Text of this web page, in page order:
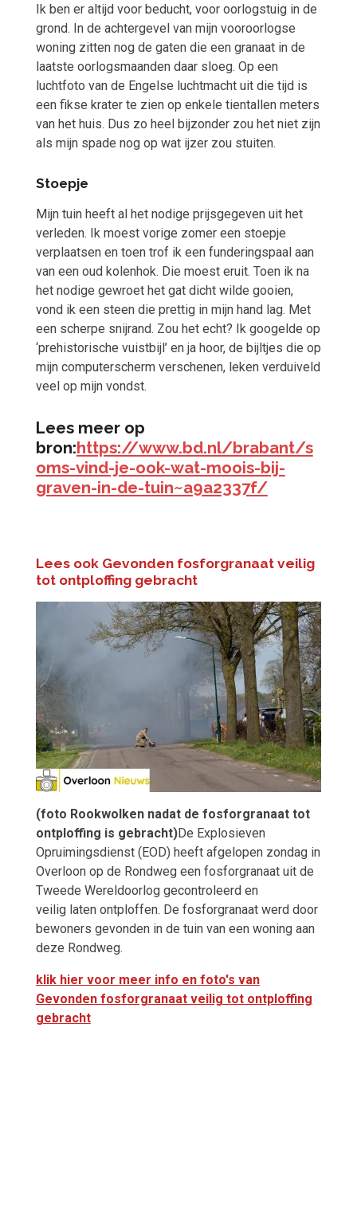
Ik ben er altijd voor beducht, voor oorlogstuig in de
grond. In de achtergevel van mijn vooroorlogse
woning zitten nog de gaten die een granaat in de
laatste oorlogsmaanden daar sloeg. Op een
luchtfoto van de Engelse luchtmacht uit die tijd is
een fikse krater te zien op enkele tientallen meters
van het huis. Dus zo heel bijzonder zou het niet zijn
als mijn spade nog op wat ijzer zou stuiten.
Stoepje
Mijn tuin heeft al het nodige prijsgegeven uit het
verleden. Ik moest vorige zomer een stoepje
verplaatsen en toen trof ik een funderingspaal aan
van een oud kolenhok. Die moest eruit. Toen ik na
het nodige gewroet het gat dicht wilde gooien,
vond ik een steen die prettig in mijn hand lag. Met
een scherpe snijrand. Zou het echt? Ik googelde op
‘prehistorische vuistbijl’ en ja hoor, de bijltjes die op
mijn computerscherm verschenen, leken verduiveld
veel op mijn vondst.
Lees meer op
bron:https://www.bd.nl/brabant/s
oms-vind-je-ook-wat-moois-bij-
graven-in-de-tuin~a9a2337f/
Lees ook Gevonden fosforgranaat veilig
tot ontploffing gebracht
(foto Rookwolken nadat de fosforgranaat tot
ontploffing is gebracht)De Explosieven
Opruimingsdienst (EOD) heeft afgelopen zondag in
Overloon op de Rondweg een fosforgranaat uit de
Tweede Wereldoorlog gecontroleerd en
veilig laten ontploffen. De fosforgranaat werd door
bewoners gevonden in de tuin van een woning aan
deze Rondweg.
klik hier voor meer info en foto's van
Gevonden fosforgranaat veilig tot ontploffing
gebracht